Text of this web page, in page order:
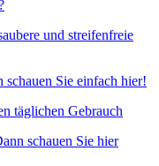
und streifenfreie
schauen Sie einfach hier!
täglichen Gebrauch
schauen Sie hier